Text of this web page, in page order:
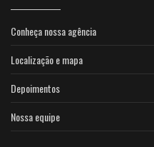
Conheça nossa agência
Localização e mapa
Depoimentos
Nossa equipe